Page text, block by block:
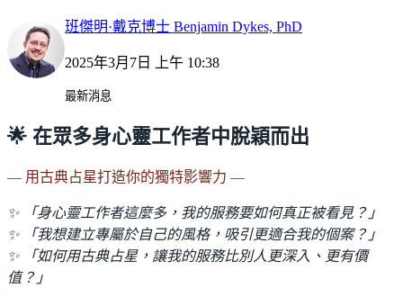
班傑明·戴克博士 Benjamin Dykes, PhD
2025年3月7日 上午 10:38
最新消息
🌟 在眾多身心靈工作者中脫穎而出
— 用古典占星打造你的獨特影響力 —
✨ 「身心靈工作者這麼多，我的服務要如何真正被看見？」
✨ 「我想建立專屬於自己的風格，吸引更適合我的個案？」
✨ 「如何用古典占星，讓我的服務比別人更深入、更有價
值？」